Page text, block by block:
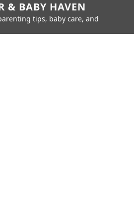
& BABY HAVEN
tips, baby care, and